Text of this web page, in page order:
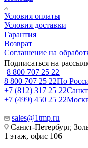
Условия оплаты
Условия доставки
Гарантия
Возврат
Соглашение на
Подписаться на
8 800 707 25 22
8 800 707 25 22По
+7 (812) 317 25 22
+7 (499) 450 25 22
sales@1tmp.ru
Санкт-Петербург,
1 этаж, офис 106